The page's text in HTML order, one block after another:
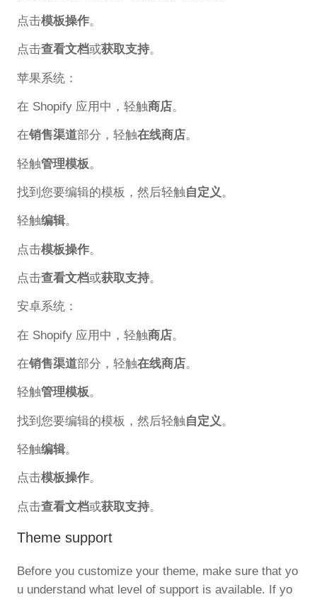
点击模板操作。
点击查看文档或获取支持。
苹果系统：
在 Shopify 应用中，轻触商店。
在销售渠道部分，轻触在线商店。
轻触管理模板。
找到您要编辑的模板，然后轻触自定义。
轻触编辑。
点击模板操作。
点击查看文档或获取支持。
安卓系统：
在 Shopify 应用中，轻触商店。
在销售渠道部分，轻触在线商店。
轻触管理模板。
找到您要编辑的模板，然后轻触自定义 。
轻触编辑。
点击模板操作。
点击查看文档或获取支持。
Theme support
Before you customize your theme, make sure that yo
u understand what level of support is available. If yo